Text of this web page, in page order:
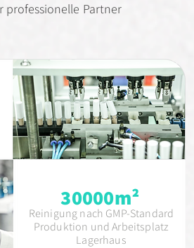
professionelle Partner
30000m²
Reinigung nach GMP-Standard
Produktion und Arbeitsplatz
Lagerhaus